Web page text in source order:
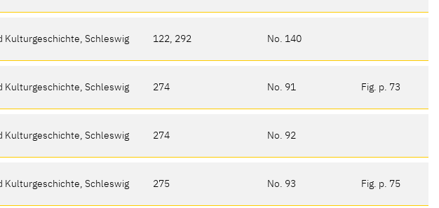
Kulturgeschichte, Schleswig 122, 292 No. 140
Kulturgeschichte, Schleswig 274 No. 91 Fig. p. 73
Kulturgeschichte, Schleswig 274 No. 92
Kulturgeschichte, Schleswig 275 No. 93 Fig. p. 75